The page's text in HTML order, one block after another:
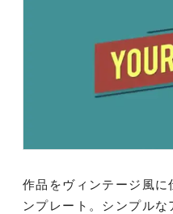
作品をヴィンテージ風
ンプレート。シンプルな